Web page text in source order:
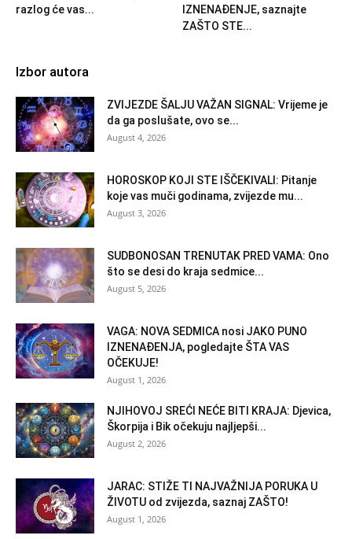
razlog će vas...
IZNENAĐENJE, saznajte
ZAŠTO STE...
Izbor autora
ZVIJEZDE ŠALJU VAŽAN SIGNAL: Vrijeme je
da ga poslušate, ovo se...
August 4, 2026
HOROSKOP KOJI STE IŠČEKIVALI: Pitanje
koje vas muči godinama, zvijezde mu...
August 3, 2026
SUDBONOSAN TRENUTAK PRED VAMA: Ono
što se desi do kraja sedmice...
August 5, 2026
VAGA: NOVA SEDMICA nosi JAKO PUNO
IZNENAĐENJA, pogledajte ŠTA VAS
OČEKUJE!
August 1, 2026
NJIHOVOJ SREĆI NEĆE BITI KRAJA: Djevica,
Škorpija i Bik očekuju najljepši...
August 2, 2026
JARAC: STIŽE TI NAJVAŽNIJA PORUKA U
ŽIVOTU od zvijezda, saznaj ZAŠTO!
August 1, 2026